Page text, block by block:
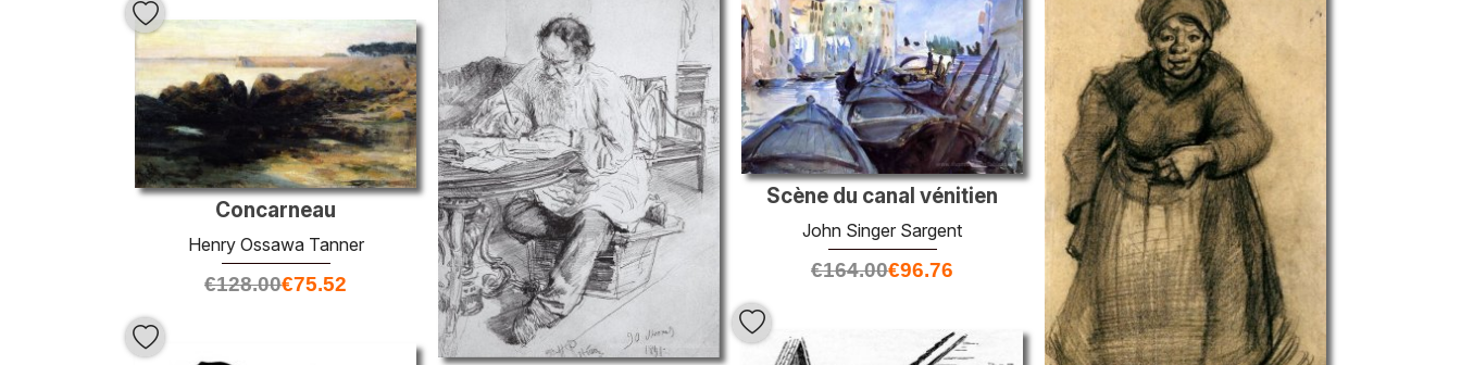
Scène du canal vénitien
John Singer Sargent
€164.00€96.76
Concarneau
Henry Ossawa Tanner
€128.00€75.52